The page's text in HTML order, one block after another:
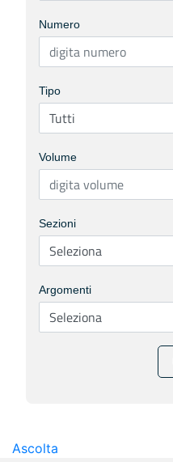
Numero
Tipo
Volume
Sezioni
Argomenti
Ascolta